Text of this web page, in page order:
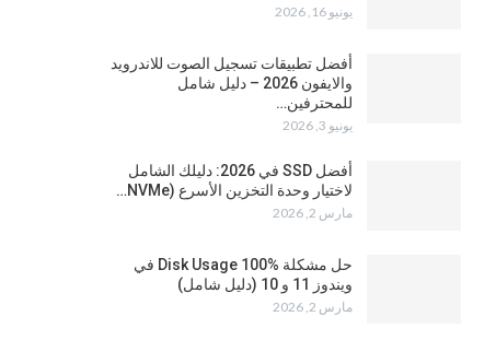
يونيو 16, 2026
أفضل تطبيقات تسجيل الصوت للاندرويد
والايفون 2026 – دليل شامل
للمحترفين…
يونيو 3, 2026
أفضل SSD في 2026: دليلك الشامل
لاختيار وحدة التخزين الأسرع (NVMe…
مارس 2, 2026
حل مشكلة Disk Usage 100% في
ويندوز 11 و 10 (دليل شامل)
مارس 2, 2026